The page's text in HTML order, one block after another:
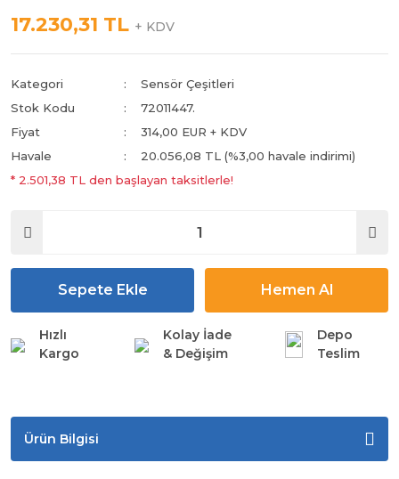
17.230,31 TL + KDV
Kategori
Sensör Çeşitleri
Stok Kodu
72011447.
Fiyat
314,00 EUR + KDV
Havale
20.056,08 TL (%3,00 havale indirimi)
* 2.501,38 TL den başlayan taksitlerle!
Sepete Ekle Hemen Al
Hızlı
Kargo
Kolay İade
& Değişim
Depo
Teslim
Ürün Bilgisi